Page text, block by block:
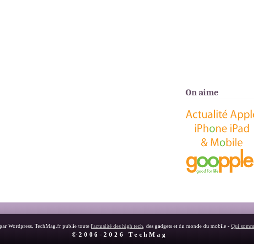
On aime
Wordpress. TechMag.fr publie toute l'actualité des high tech , des gadgets et du monde du mobile - Qui
©2006-2026 TechMag